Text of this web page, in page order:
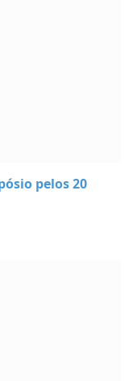
pelos 20